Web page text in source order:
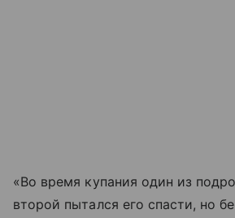
«Во время купания один из
второй пытался его спасти, но